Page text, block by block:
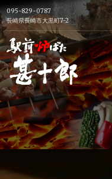
Skip
to
content
095-829-0787
長崎県長崎市大黒町7-2